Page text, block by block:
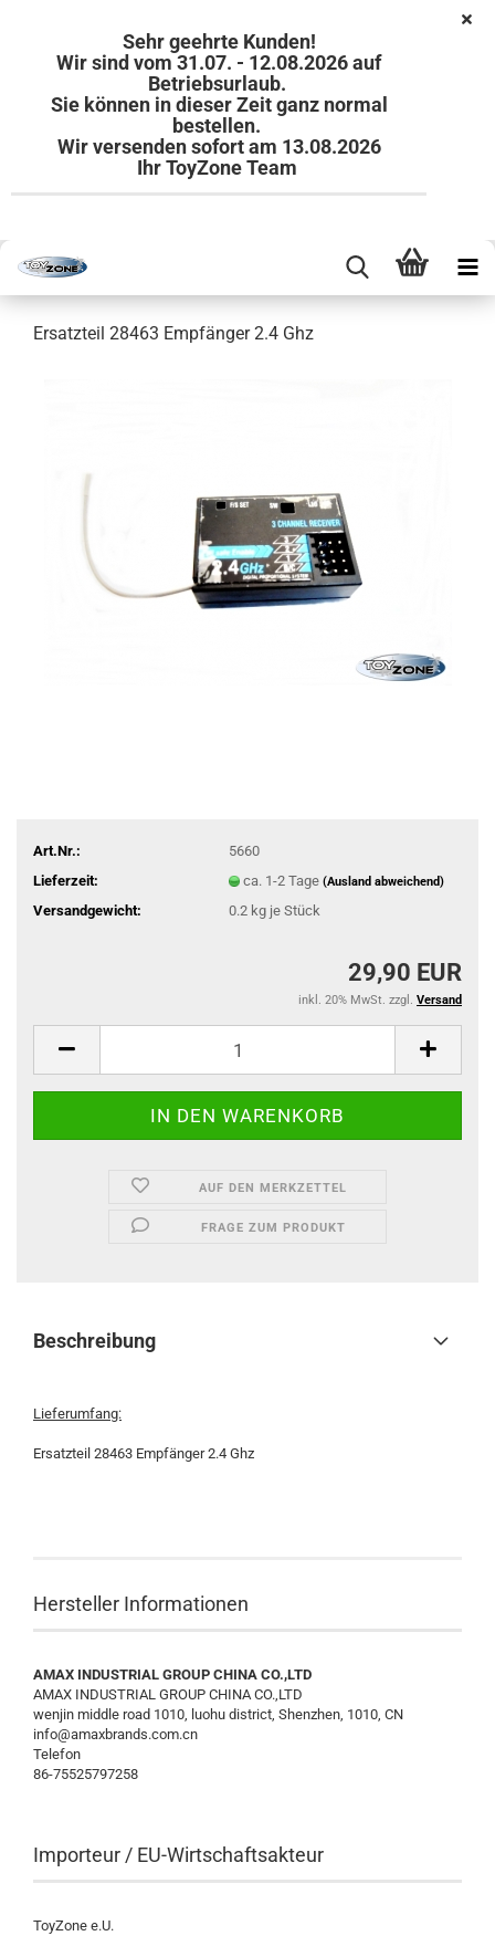
Sehr geehrte Kunden!
Wir sind vom 31.07. - 12.08.2026 auf
Betriebsurlaub.
Sie können in dieser Zeit ganz normal
bestellen.
Wir versenden sofort am 13.08.2026
Ihr ToyZone Team
Ersatzteil 28463 Empfänger 2.4 Ghz
Art.Nr.:
5660
Lieferzeit:
ca. 1-2 Tage (Ausland abweichend)
Versandgewicht: 0.2kg je Stück
29,90 EUR
inkl. 20% MwSt. zzgl. Versand
AUF DEN MERKZETTEL
FRAGE ZUM PRODUKT
Beschreibung
Lieferumfang:
Ersatzteil 28463 Empfänger 2.4 Ghz
Hersteller Informationen
AMAX INDUSTRIAL GROUP CHINA CO.,LTD
AMAX INDUSTRIAL GROUP CHINA CO.,LTD
wenjin middle road 1010, luohu district, Shenzhen, 1010, CN
info@amaxbrands.com.cn
Telefon
86-75525797258
Importeur / EU-Wirtschaftsakteur
ToyZone e.U.